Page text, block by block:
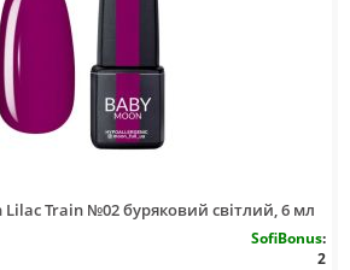
Lilac Train №02 буряковий світлий, 6 мл
SofiBonus:
2